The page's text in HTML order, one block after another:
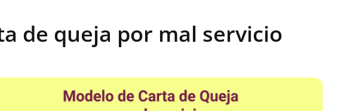
de queja por mal servicio